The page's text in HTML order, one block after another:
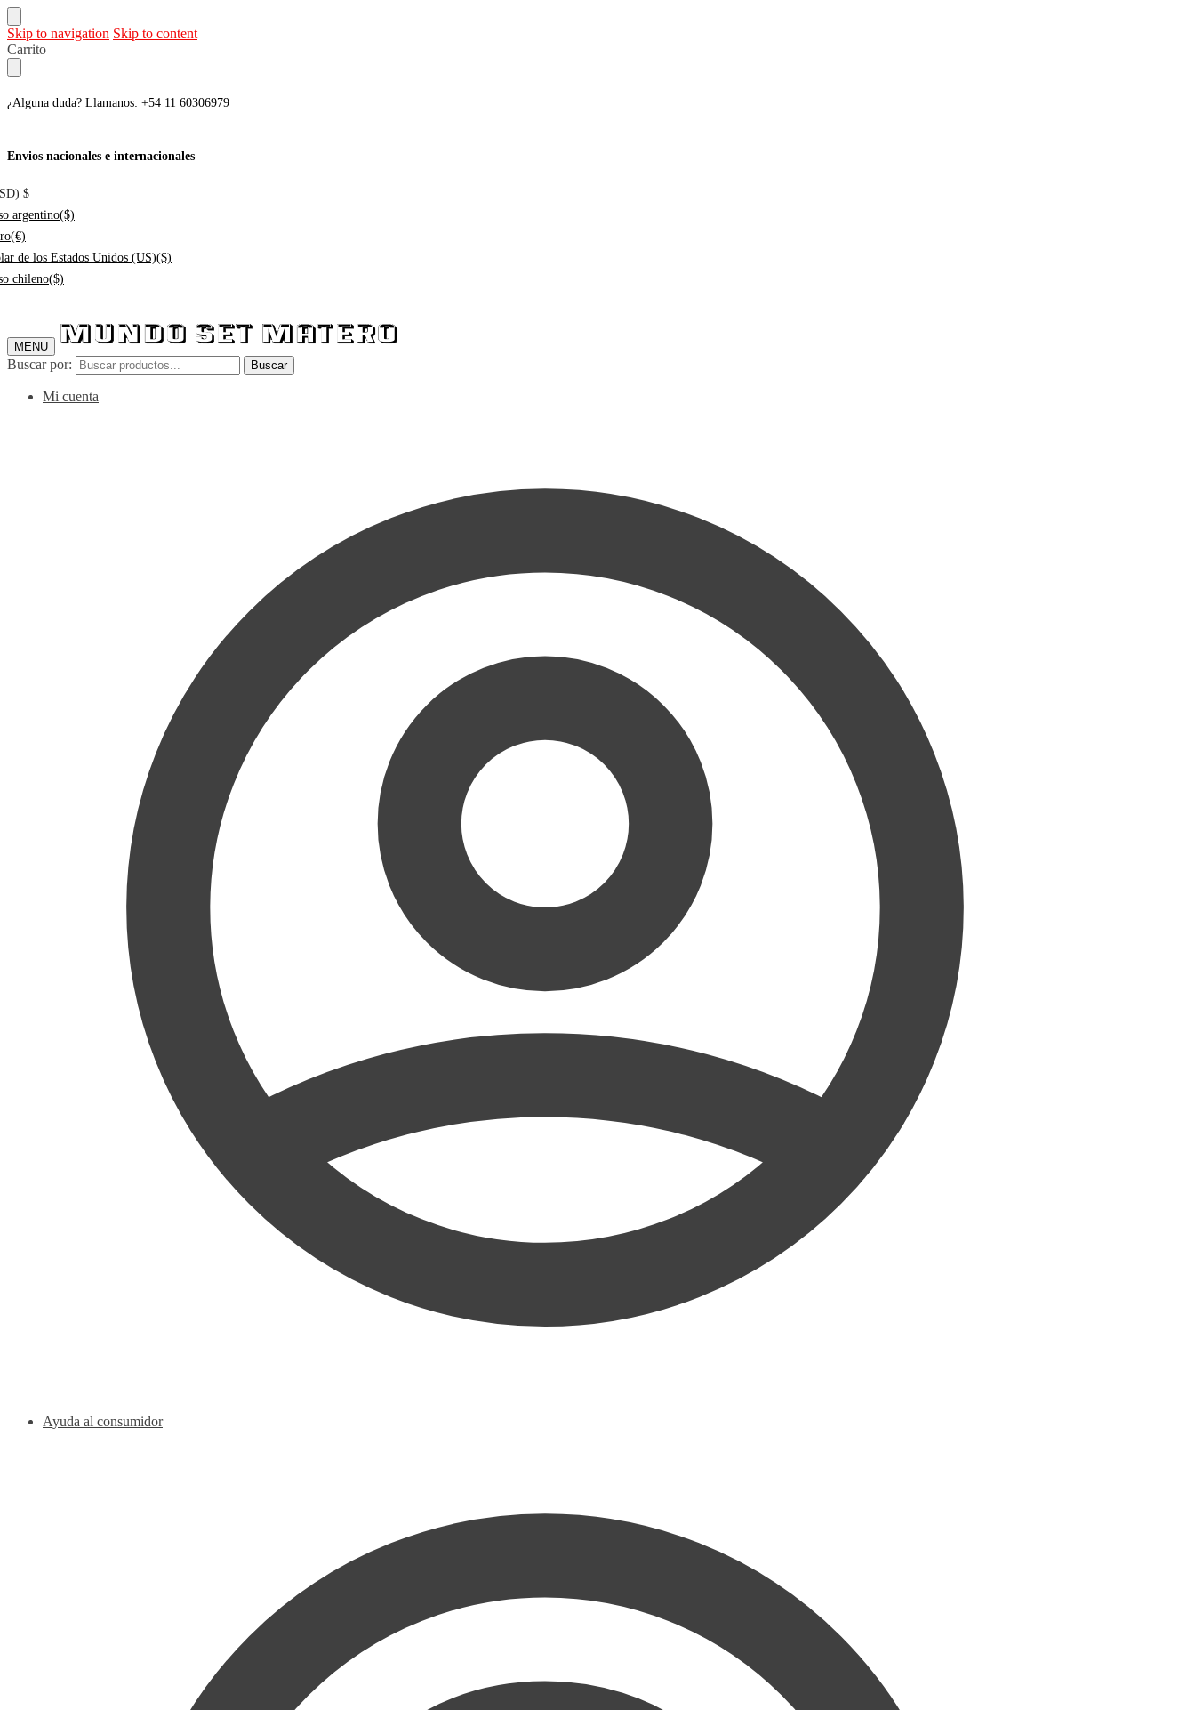
Skip to navigation Skip to content
Carrito
¿Alguna duda? Llamanos: +54 11 60306979
Envios nacionales e internacionales
$
argentino($)
(€)
de los Estados Unidos (US)($)
chileno($)
MENU
Buscar por: Buscar
Mi cuenta
Ayuda al consumidor